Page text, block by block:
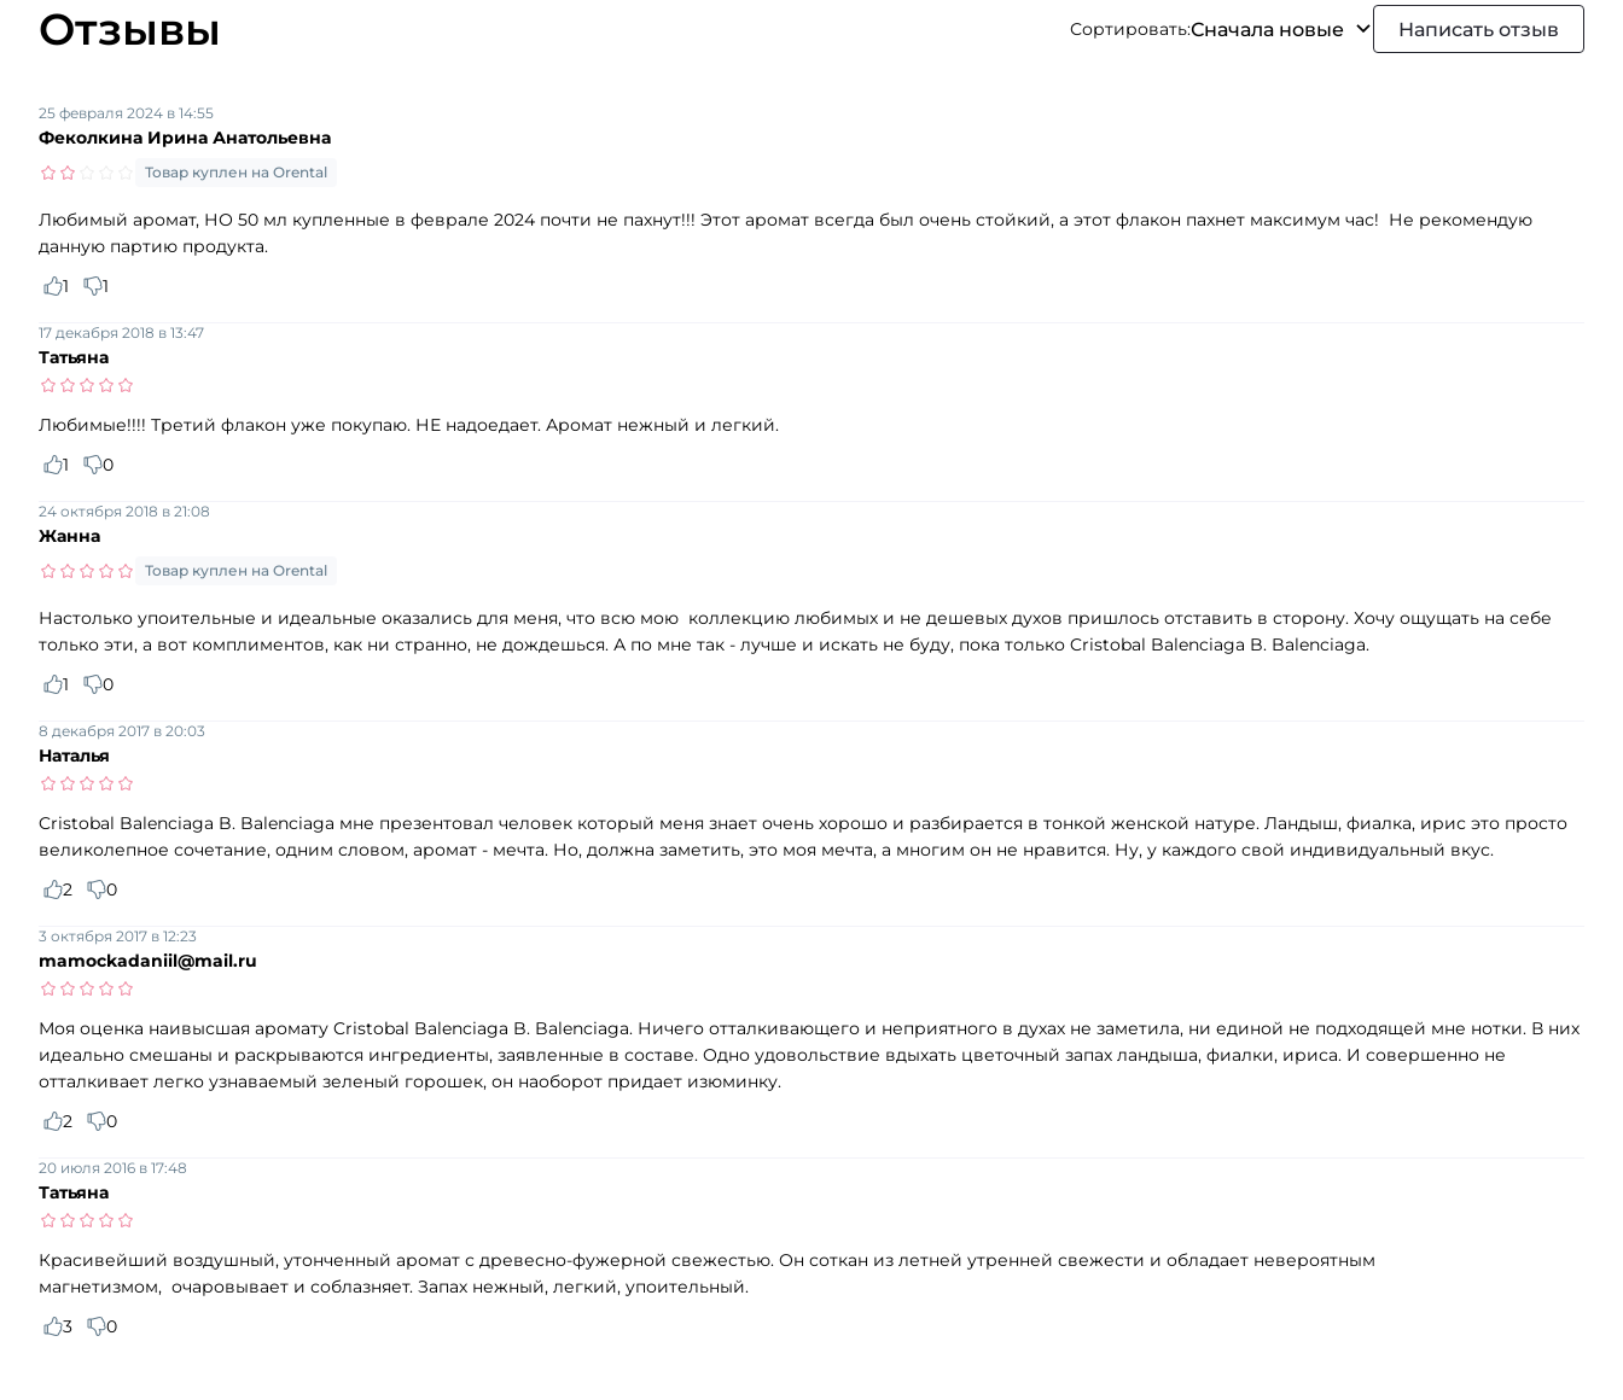
Отзывы Сортировать:Сначала новые Написать отзыв
Феколкина Ирина Анатольевна
25 февраля 2024 в 14:55
Товар куплен на Orental
Любимый аромат, НО 50 мл купленные в феврале 2024 почти не пахнут!!! Этот аромат всегда был очень стойкий, а этот флакон пахнет максимум час! Не рекомендую
данную партию продукта.
1
1
Татьяна
17 декабря 2018 в 13:47
Любимые!!!! Третий флакон уже покупаю. НЕ надоедает. Аромат нежный и легкий.
1
0
Жанна
24 октября 2018 в 21:08
Товар куплен на Orental
Настолько упоительные и идеальные оказались для меня, что всю мою коллекцию любимых и не дешевых духов пришлось отставить в сторону. Хочу ощущать на себе
только эти, а вот комплиментов, как ни странно, не дождешься. А по мне так - лучше и искать не буду, пока только Cristobal Balenciaga B. Balenciaga.
1
0
Наталья
8 декабря 2017 в 20:03
Cristobal Balenciaga B. Balenciaga мне презентовал человек который меня знает очень хорошо и разбирается в тонкой женской натуре. Ландыш, фиалка, ирис это просто
великолепное сочетание, одним словом, аромат - мечта. Но, должна заметить, это моя мечта, а многим он не нравится. Ну, у каждого свой индивидуальный вкус.
2
0
mamockadaniil@mail.ru
3 октября 2017 в 12:23
Моя оценка наивысшая аромату Cristobal Balenciaga B. Balenciaga. Ничего отталкивающего и неприятного в духах не заметила, ни единой не подходящей мне нотки. В них
идеально смешаны и раскрываются ингредиенты, заявленные в составе. Одно удовольствие вдыхать цветочный запах ландыша, фиалки, ириса. И совершенно не
отталкивает легко узнаваемый зеленый горошек, он наоборот придает изюминку.
2
0
Татьяна
20 июля 2016 в 17:48
Красивейший воздушный, утонченный аромат с древесно-фужерной свежестью. Он соткан из летней утренней свежести и обладает невероятным
магнетизмом, очаровывает и соблазняет. Запах нежный, легкий, упоительный.
3
0